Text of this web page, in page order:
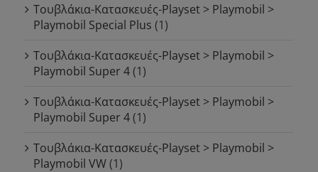
Τουβλάκια-Κατασκευές-Playset > Playmobil >
Playmobil Special Plus (1)
Τουβλάκια-Κατασκευές-Playset > Playmobil >
Playmobil Super 4(1)
Τουβλάκια-Κατασκευές-Playset > Playmobil >
Playmobil Super 4(1)
Τουβλάκια-Κατασκευές-Playset > Playmobil >
Playmobil VW(1)